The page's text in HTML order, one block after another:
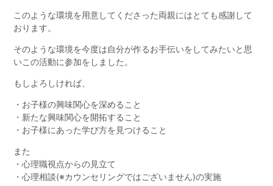
このような環境を用意してくださった両親にはとても感謝して
おります。
そのような環境を今度は自分が作るお手伝いをしてみたいと思
いこの活動に参加をしました。
もしよろしければ、
・お子様の興味関心を深めること
・新たな興味関心を開拓すること
・お子様にあった学び方を見つけること
また
・心理職視点からの見立て
・心理相談(※カウンセリングではございません)の実施